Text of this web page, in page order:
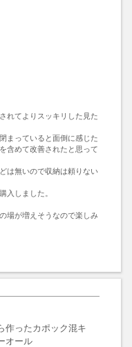
れてよりスッキリした見た
まっていると面倒に感じた
含めて改善されたと思って
は無いので収納は頼りない
入しました。
場が増えそうなので楽しみ
ったカポック混キ
オール